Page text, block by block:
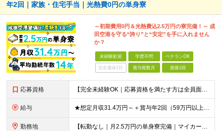
年2回｜家族・住宅手当｜光熱費0円の単身寮
～初期費用0円＆光熱費込2.5万円の寮完備！～ 成
田空港を守る“誇り”と“安定”を手に入れません
か？
未経験歓迎 学歴不問 ベテランOK
完全週休2日 賞与複数月 面接1回
応募資格 【完全未経験OK｜応募資格を満たす方は全員面接！】 ◎学歴不問／前職不問／転職回数不問 ◎自動車免許・英語力なども一切不問 ◎58歳以下の方（長期のキャリア形成を図るため） ブランクがある方、正社員
給与 ★想定月収31.4万円～＋賞与年2回（59万円以上） ★入社お祝い金15万円支給 ★水道+光熱費無料の家賃がリーズナブルな社員寮(単身寮)あり！ 月給24万5000円以上(基本給21万1000円＋業
勤務地 【転勤なし｜月2.5万円の単身寮完備｜マイカー・バイク通勤OK】 成田空港または空港関連施設での勤務となります。 お住まいや希望を考慮し、千葉市美浜区・四街道市への配属となる場合もあります。 【本社